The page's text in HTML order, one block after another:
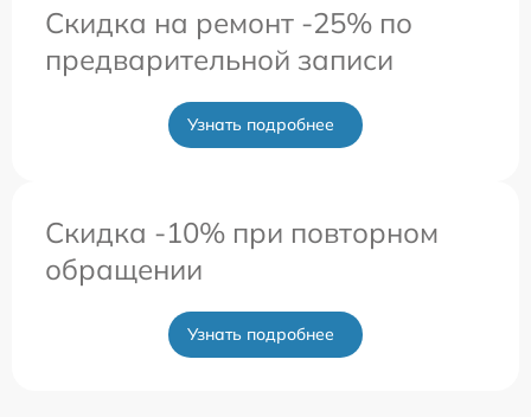
Скидка на ремонт -25% по
предварительной записи
Узнать подробнее
Скидка -10% при повторном
обращении
Узнать подробнее